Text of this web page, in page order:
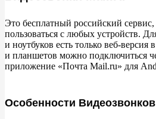
Это бесплатный российский
пользоваться с любых устройств.
и ноутбуков есть только веб-версия в
и планшетов можно подключиться
приложение «Почта Mail.ru» для
Особенности